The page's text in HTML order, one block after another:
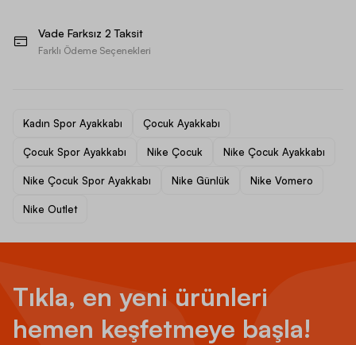
Vade Farksız 2 Taksit
Farklı Ödeme Seçenekleri
Kadın Spor Ayakkabı Çocuk Ayakkabı
Çocuk Spor Ayakkabı Nike Çocuk Nike Çocuk Ayakkabı
Nike Çocuk Spor Ayakkabı Nike Günlük Nike Vomero
Nike Outlet
Tıkla, en yeni ürünleri
hemen keşfetmeye başla!